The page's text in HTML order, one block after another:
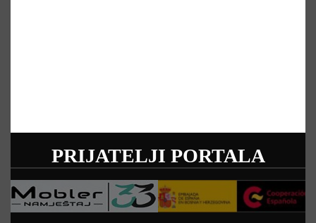
PRIJATELJI PORTALA